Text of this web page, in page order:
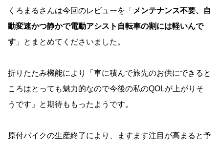
くろまるさんは今回のレビューを「 メンテナンス不要、自
動変速かつ静かで電動アシスト自転車の割には軽いんで
す 」とまとめてくださいました。
折りたたみ機能により「車に積んで旅先のお供にできると
ころはとっても魅力的なので今後の私のQOLが上がりそ
うです」と期待ももったようです。
原付バイクの生産終了により、ますます注目が高まると予